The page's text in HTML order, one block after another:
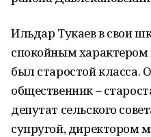
Ильдар Тукаев в свои
спокойным характером
был старостой класса.
общественник –
депутат сельского
супругой, директором